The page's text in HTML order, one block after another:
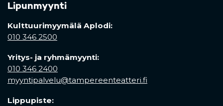
Lipunmyynti
Kulttuurimyymälä Aplodi:
010 346 2500
Yritys- ja ryhmämyynti:
010 346 2400
myyntipalvelu@tampereenteatteri.fi
Lippupiste: